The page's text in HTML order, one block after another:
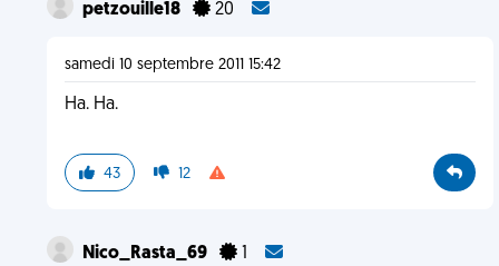
petzouille18 20
samedi 10 septembre 2011 15:42
Ha. Ha.
43 12
Nico_Rasta_69 1